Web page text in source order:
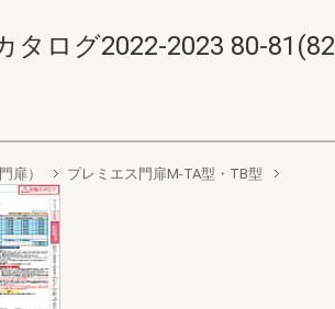
タログ2022-2023 80-
扉） プレミエス門扉M-TA型・TB型